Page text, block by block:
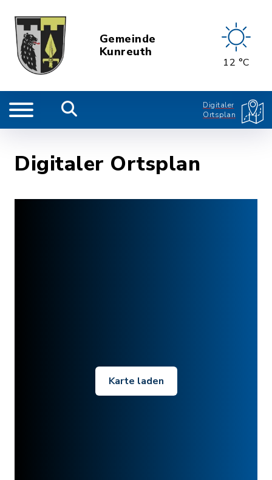
Gemeinde
Kunreuth
12 °C
Digitaler
Ortsplan
Digitaler Ortsplan
Karte laden